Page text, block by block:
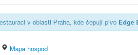
v oblasti Praha, kde čepují pivo Edge
Mapa hospod